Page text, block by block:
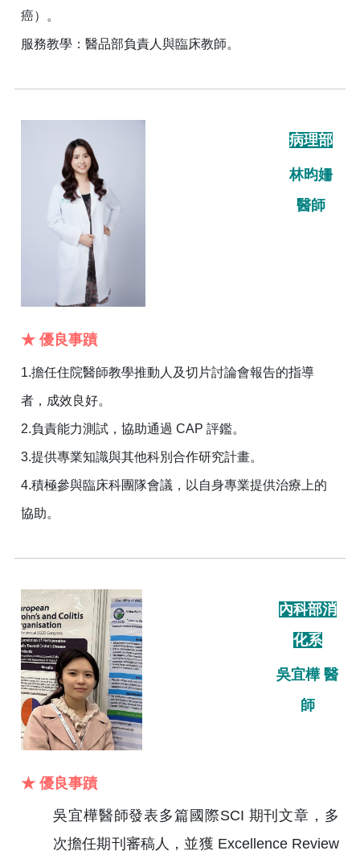
癌）。
服務教學：醫品部負責人與臨床教師。
病理部
林昀姍
醫師
★ 優良事蹟
1.擔任住院醫師教學推動人及切片討論會報告的指導
者，成效良好。
2.負責能力測試，協助通過 CAP 評鑑。
3.提供專業知識與其他科別合作研究計畫。
4.積極參與臨床科團隊會議，以自身專業提供治療上的
協助。
內科部消
化系
吳宜樺 醫
師
★ 優良事蹟
吳宜樺醫師發表多篇國際SCI 期刊文章，多
次擔任期刊審稿人，並獲 Excellence Review